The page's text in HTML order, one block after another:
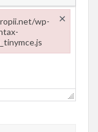
wp-
×
wp-content/